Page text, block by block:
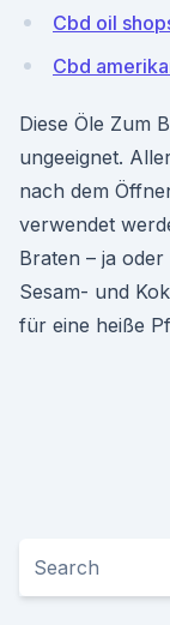
Cbd oil
Cbd
Diese Öle Zum
ungeeignet.
nach dem
verwendet
Braten – ja
Sesam- und
für eine heiße